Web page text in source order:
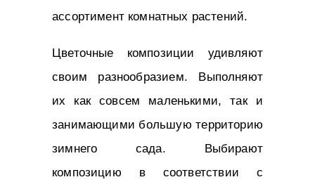
ассортимент комнатных растений.
Цветочные композиции удивляют
своим разнообразием. Выполняют
их как совсем маленькими, так и
занимающими большую территорию
зимнего сада. Выбирают
композицию в соответствии с